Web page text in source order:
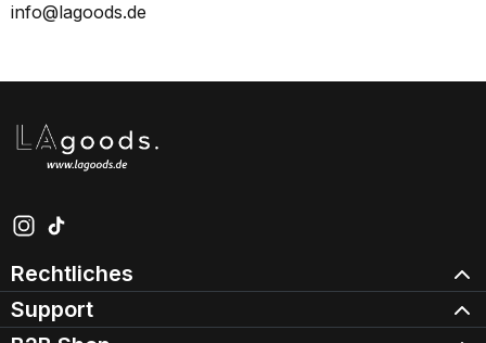
info@lagoods.de
Schau auf Instagram vorbei – öffnet in neuem Tab
Sieh dir unsere TikTok-Videos an – öffnet in neuem
Rechtliches
Support